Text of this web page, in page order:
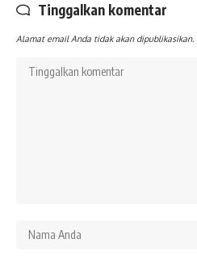
Tinggalkan komentar
Alamat email Anda tidak akan dipublikasikan.